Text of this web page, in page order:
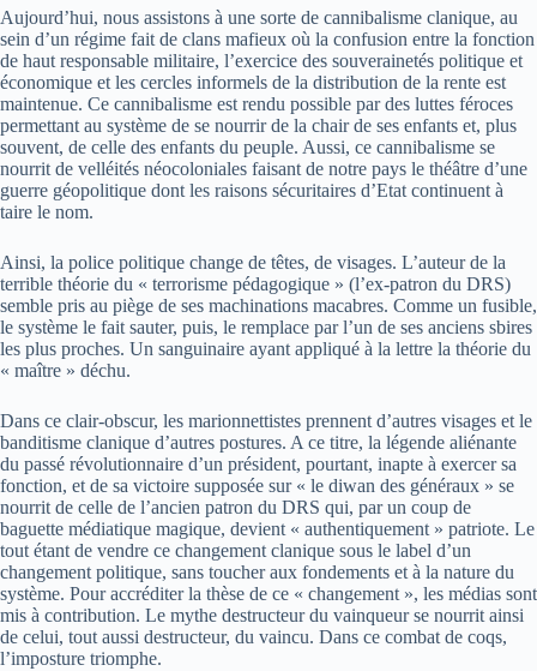
Aujourd’hui, nous assistons à une sorte de cannibalisme clanique, au
sein d’un régime fait de clans mafieux où la confusion entre la fonction
de haut responsable militaire, l’exercice des souverainetés politique et
économique et les cercles informels de la distribution de la rente est
maintenue. Ce cannibalisme est rendu possible par des luttes féroces
permettant au système de se nourrir de la chair de ses enfants et, plus
souvent, de celle des enfants du peuple. Aussi, ce cannibalisme se
nourrit de velléités néocoloniales faisant de notre pays le théâtre d’une
guerre géopolitique dont les raisons sécuritaires d’Etat continuent à
taire le nom.
Ainsi, la police politique change de têtes, de visages. L’auteur de la
terrible théorie du « terrorisme pédagogique » (l’ex-patron du DRS)
semble pris au piège de ses machinations macabres. Comme un fusible,
le système le fait sauter, puis, le remplace par l’un de ses anciens sbires
les plus proches. Un sanguinaire ayant appliqué à la lettre la théorie du
« maître » déchu.
Dans ce clair-obscur, les marionnettistes prennent d’autres visages et le
banditisme clanique d’autres postures. A ce titre, la légende aliénante
du passé révolutionnaire d’un président, pourtant, inapte à exercer sa
fonction, et de sa victoire supposée sur « le diwan des généraux » se
nourrit de celle de l’ancien patron du DRS qui, par un coup de
baguette médiatique magique, devient « authentiquement » patriote. Le
tout étant de vendre ce changement clanique sous le label d’un
changement politique, sans toucher aux fondements et à la nature du
système. Pour accréditer la thèse de ce « changement », les médias sont
mis à contribution. Le mythe destructeur du vainqueur se nourrit ainsi
de celui, tout aussi destructeur, du vaincu. Dans ce combat de coqs,
l’imposture triomphe.